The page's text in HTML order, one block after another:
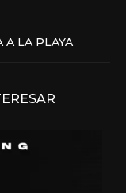
A LA PLAYA